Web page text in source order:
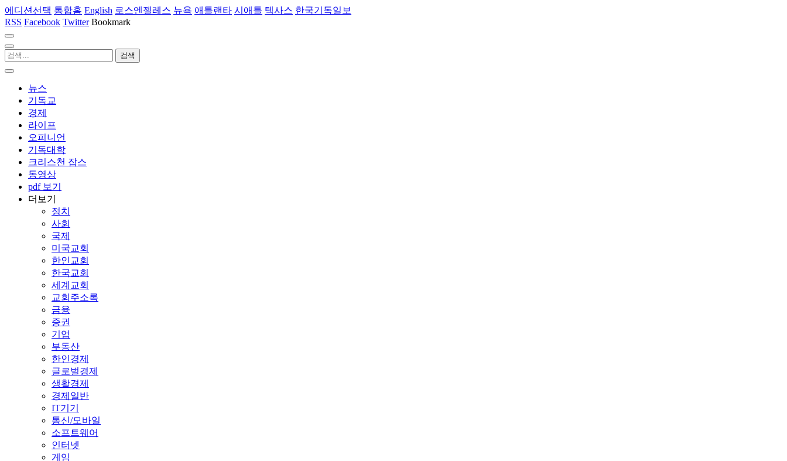
에디션선택 통합홈 English 로스엔젤레스 뉴욕 애틀랜타 시애틀 텍사스 한국기독일보
RSS Facebook Twitter Bookmark
뉴스
기독교
경제
라이프
오피니언
기독대학
크리스천 잡스
동영상
pdf 보기
더보기
정치
사회
국제
미국교회
한인교회
한국교회
세계교회
교회주소록
금융
증권
기업
부동산
한인경제
글로벌경제
생활경제
경제일반
IT기기
통신/모바일
소프트웨어
인터넷
게임